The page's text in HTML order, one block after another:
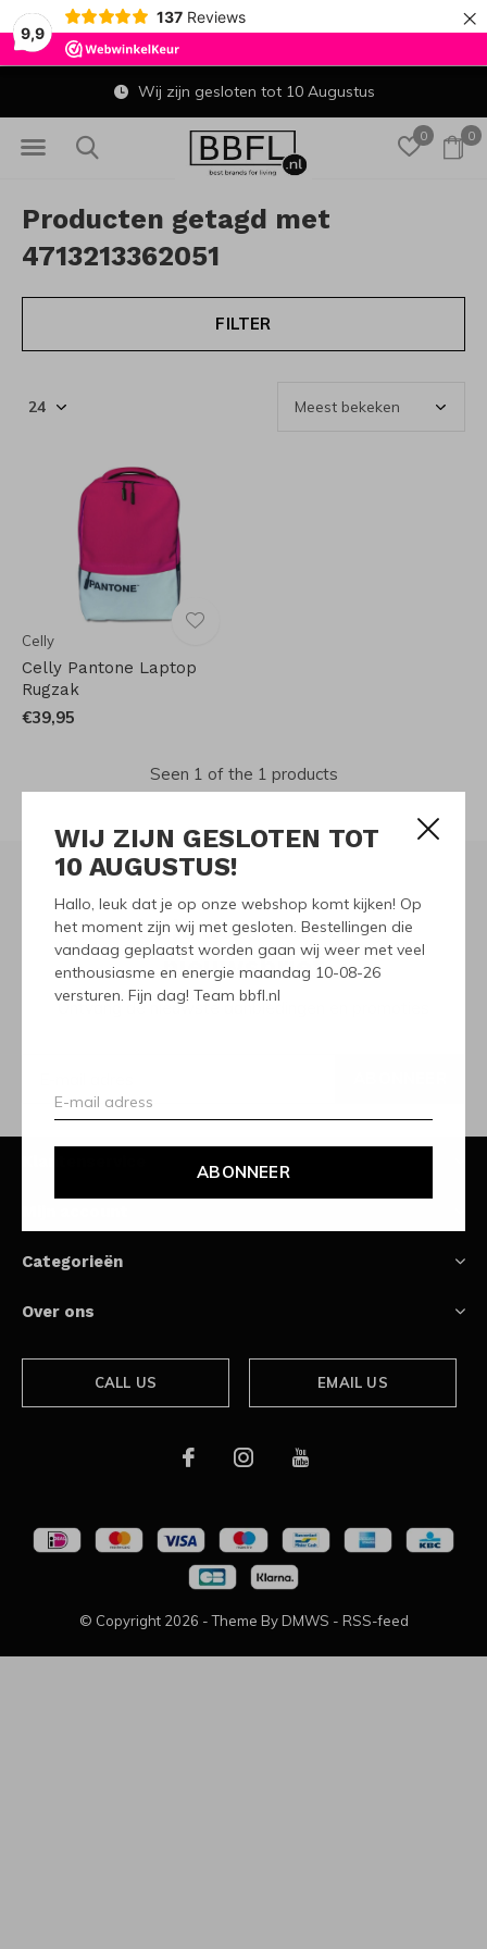
9,9
137 Reviews ×
WIJ ZIJN GESLOTEN TOT
10 AUGUSTUS!
Hallo, leuk dat je op onze webshop komt kijken! Op
het moment zijn wij met gesloten. Bestellingen die
vandaag geplaatst worden gaan wij weer met veel
enthousiasme en energie maandag 10-08-26
versturen. Fijn dag! Team bbfl.nl
ABONNEER
0 0
Wij zijn gesloten tot 10 Augustus
Producten getagd met
4713213362051
FILTER
Celly
Celly Pantone Laptop
Rugzak
€39,95
Seen 1 of the 1 products
Meld je aan voor onze
nieuwsbrief
Ontvang de nieuwste aanbiedingen en promoties
Categorieën
Over ons
CALL US EMAIL US
© Copyright 2026 - Theme By DMWS - RSS-feed